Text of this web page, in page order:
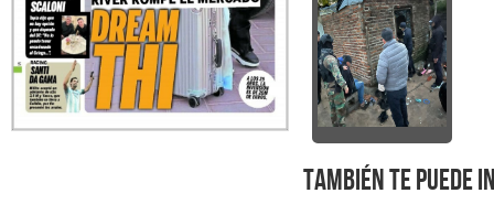
También te puede